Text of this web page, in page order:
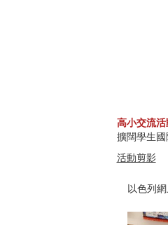
高小交流活
擴闊學生
活動剪影
以色列